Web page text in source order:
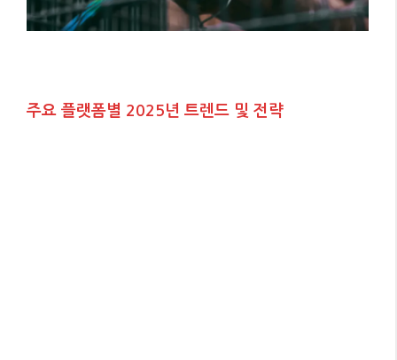
주요 플랫폼별 2025년 트렌드 및 전략